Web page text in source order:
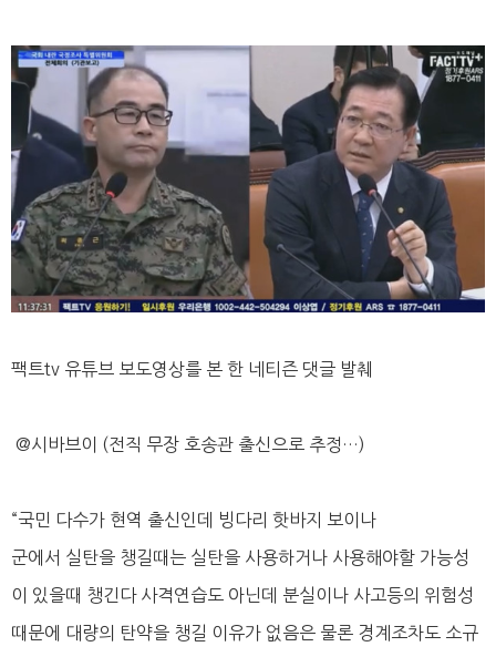
팩트tv 유튜브 보도영상를 본 한 네티즌 댓글 발췌
@시바브이 (전직 무장 호송관 출신으로 추정…)
“국민 다수가 현역 출신인데 빙다리 핫바지 보이나
군에서 실탄을 챙길때는 실탄을 사용하거나 사용해야할 가능성
이 있을때 챙긴다 사격연습도 아닌데 분실이나 사고등의 위험성
때문에 대량의 탄약을 챙길 이유가 없음은 물론 경계조차도 소규